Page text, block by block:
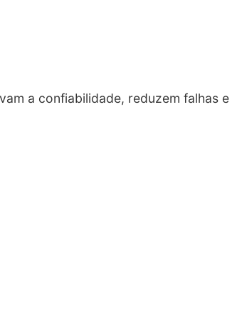
a confiabilidade, reduzem falhas e